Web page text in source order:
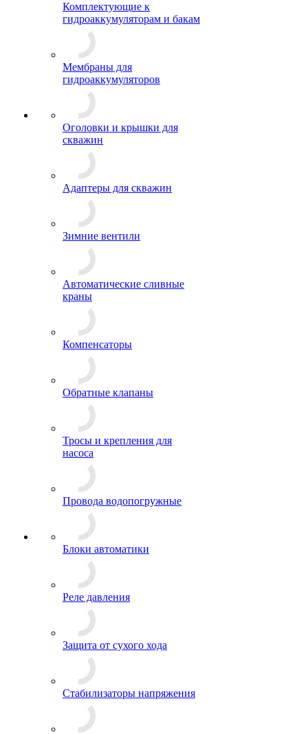
Комплектующие к
гидроаккумуляторам и бакам
Мембраны для
гидроаккумуляторов
Оголовки и крышки для
скважин
Адаптеры для скважин
Зимние вентили
Автоматические сливные
краны
Компенсаторы
Обратные клапаны
Тросы и крепления для
насоса
Провода водопогружные
Блоки автоматики
Реле давления
Защита от сухого хода
Стабилизаторы напряжения